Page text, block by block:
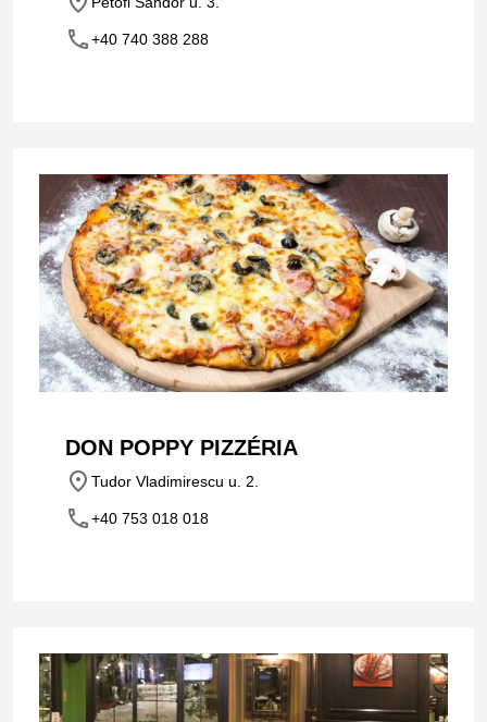
phone+40 740 388 288
DON POPPY PIZZÉRIA
place Tudor Vladimirescu u. 2.
phone+40 753 018 018